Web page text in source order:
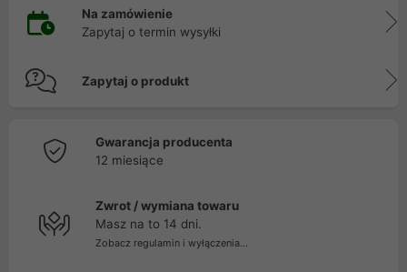
Na zamówienie
Zapytaj o termin wysyłki
Zapytaj o produkt
Gwarancja producenta
12 miesiące
Zwrot / wymiana towaru
Masz na to 14 dni.
Zobacz regulamin i wyłączenia...